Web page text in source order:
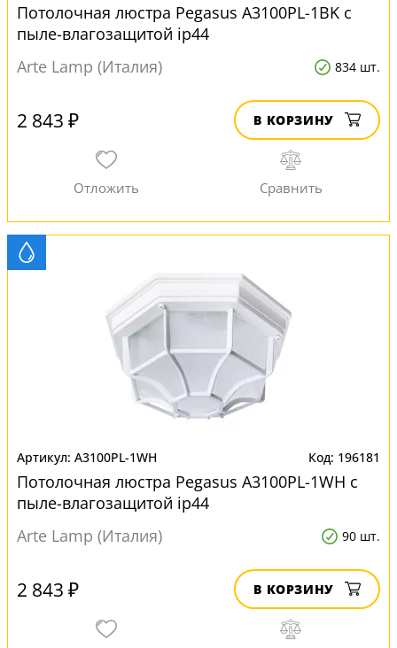
Потолочная люстра Pegasus A3100PL-1BK с
пыле-влагозащитой ip44
Arte Lamp (Италия)
834 шт.
2 843 ₽ В КОРЗИНУ
A3100PL-1WH 196181
Потолочная люстра Pegasus A3100PL-1WH с
пыле-влагозащитой ip44
Arte Lamp (Италия)
90 шт.
2 843 ₽ В КОРЗИНУ